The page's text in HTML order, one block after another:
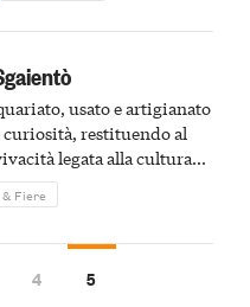
usato e artigianato
restituendo al
legata alla cultura
di pezzi dal passato
Fiere
4 5